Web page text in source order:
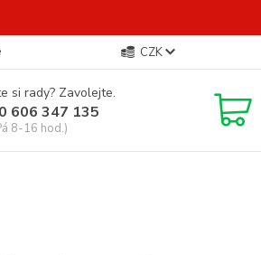
CZK
si rady? Zavolejte.
606 347 135
8-16 hod.)